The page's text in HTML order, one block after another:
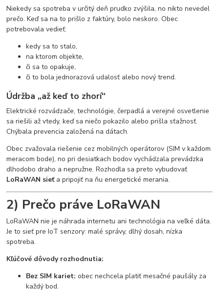
Niekedy sa spotreba v určitý deň prudko zvýšila, no nikto nevedel
prečo. Keď sa na to prišlo z faktúry, bolo neskoro. Obec
potrebovala vedieť:
kedy sa to stalo,
na ktorom objekte,
či sa to opakuje,
či to bola jednorazová udalosť alebo nový trend.
Údržba „až keď to zhorí“
Elektrické rozvádzače, technológie, čerpadlá a verejné osvetlenie
sa riešili až vtedy, keď sa niečo pokazilo alebo prišla sťažnosť.
Chýbala prevencia založená na dátach.
Obec zvažovala riešenie cez mobilných operátorov (SIM v každom
meracom bode), no pri desiatkach bodov vychádzala prevádzka
dlhodobo draho a nepružne. Rozhodla sa preto vybudovať
LoRaWAN sieťa pripojiť na ňu energetické merania.
2) Prečo práve LoRaWAN
LoRaWAN nie je náhrada internetu ani technológia na veľké dáta.
Je to sieť pre IoT senzory: malé správy, dlhý dosah, nízka
spotreba.
Kľúčové dôvody rozhodnutia:
Bez SIM kariet: obec nechcela platiť mesačné paušály za
každý bod.